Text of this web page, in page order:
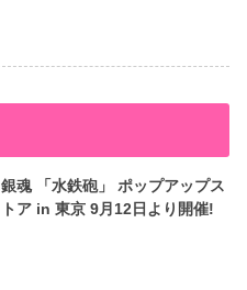
銀魂 「水鉄砲」 ポップアップス
トア in 東京 9月12日より開催!